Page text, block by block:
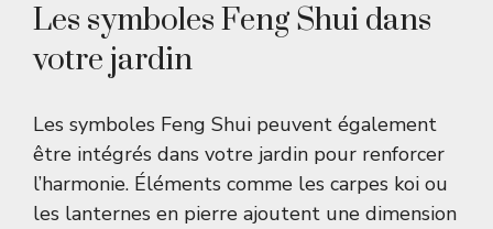
Les symboles Feng Shui dans
votre jardin
Les symboles Feng Shui peuvent également
être intégrés dans votre jardin pour renforcer
l’harmonie. Éléments comme les carpes koi ou
les lanternes en pierre ajoutent une dimension